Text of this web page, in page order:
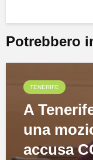
Potrebbero
TENERIFE
A
una
accusa